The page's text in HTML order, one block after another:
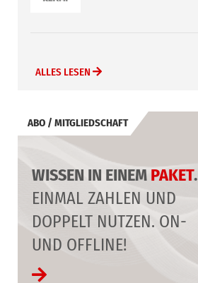
ALLES LESEN
ABO / MITGLIEDSCHAFT
WISSEN IN EINEM PAKET.
EINMAL ZAHLEN UND
DOPPELT NUTZEN. ON-
UND OFFLINE!